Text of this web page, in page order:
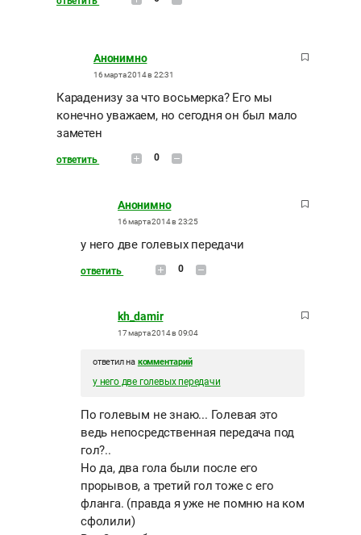
Анонимно
16 марта 2014 в 22:31
Караденизу за что восьмерка? Его мы
конечно уважаем, но сегодня он был мало
заметен
ответить 0
Анонимно
16 марта 2014 в 23:25
у него две голевых передачи
ответить 0
kh_damir
17 марта 2014 в 09:04
ответил на комментарий
у него две голевых передачи
По голевым не знаю... Голевая это
ведь непосредственная передача под
гол?..
Но да, два гола были после его
прорывов, а третий гол тоже с его
фланга. (правда я уже не помню на ком
сфолили)